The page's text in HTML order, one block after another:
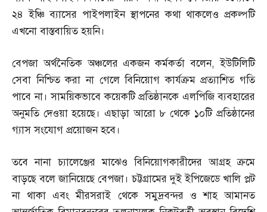
২৪ ইঞ্চি ব্যাসের পাইপলাইন স্থাপনের কথা থাকলেও প্রকল্পটি
এখনো বাস্তবায়িত হয়নি।
বেপজা অর্থনৈতিক অঞ্চলের একজন কর্মকর্তা বলেন,ইউটিলিটি
সেবা নিশ্চিত করা না গেলে বিনিয়োগ কার্যক্রম প্রত্যাশিত গতি
পাবে না। সাময়িকভাবে কয়েকটি প্রতিষ্ঠানকে এলপিজি ব্যবহারের
অনুমতি দেওয়া হয়েছে। এছাড়া আরো ৮ থেকে ১০টি প্রতিষ্ঠানের
গ্যাস সংযোগ প্রয়োজন হবে।
তবে নানা চ্যালেঞ্জের মাঝেও বিনিয়োগকারীদের আগ্রহ ক্রমে
বাড়ছে বলে জানিয়েছে বেপজা। চট্টগ্রামের দুই ইপিজেডে খালি প্লট
না থাকা এবং মীরসরাই থেকে সমুদ্রবন্দর ও শাহ আমানত